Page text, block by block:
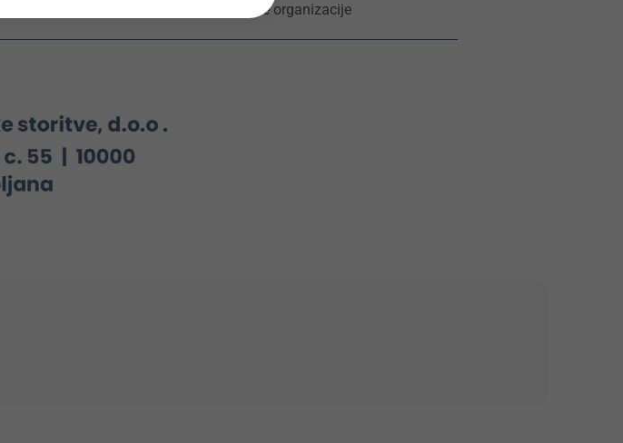
Možnost gradnje in razvoja lastne prodajne organizacije